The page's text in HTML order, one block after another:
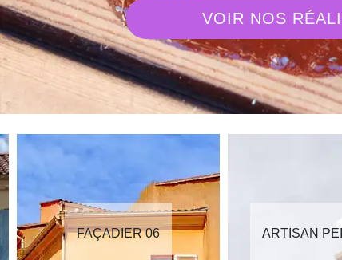
VOIR NOS
FAÇADIER 06 ARTISAN